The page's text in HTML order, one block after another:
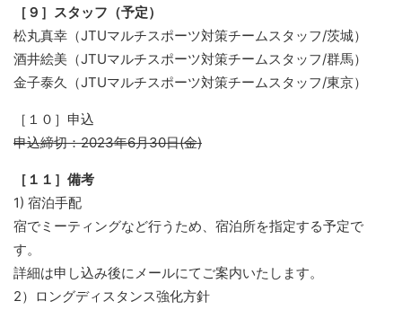
［９］スタッフ（予定）
松丸真幸（JTUマルチスポーツ対策チームスタッフ/茨城）
酒井絵美（JTUマルチスポーツ対策チームスタッフ/群馬）
金子泰久（JTUマルチスポーツ対策チームスタッフ/東京）
［１０］申込
申込締切：2023年6月30日(金)
［１１］備考
1) 宿泊手配
宿でミーティングなど行うため、宿泊所を指定する予定で
す。
詳細は申し込み後にメールにてご案内いたします。
2）ロングディスタンス強化方針